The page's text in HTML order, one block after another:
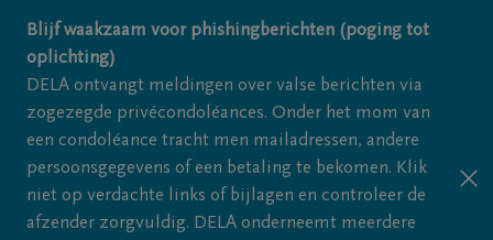
Overslaan en naar inhoud gaan
Blijf waakzaam voor phishingberichten (poging tot
oplichting)
DELA ontvangt meldingen over valse berichten via
zogezegde privécondoléances. Onder het mom van
een condoléance tracht men mailadressen, andere
persoonsgegevens of een betaling te bekomen. Klik
niet op verdachte links of bijlagen en controleer de
afzender zorgvuldig. DELA onderneemt meerdere